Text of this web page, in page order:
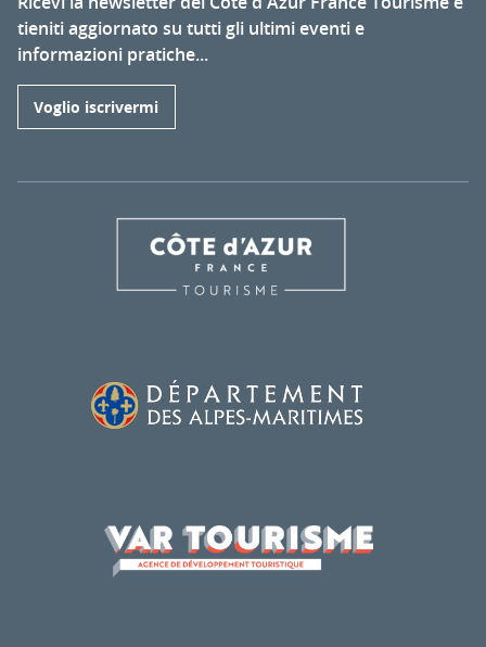
tieniti aggiornato su tutti gli ultimi eventi e
informazioni pratiche...
Voglio iscrivermi